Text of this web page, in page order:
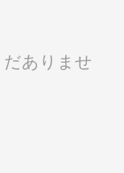
ありませ